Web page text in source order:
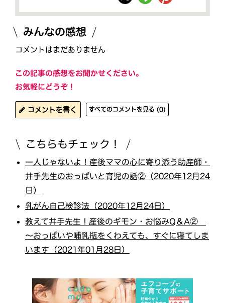
みんなの感想
コメントはまだありません
この記事の感想をお聞かせください。
お気軽にどうぞ！
コメントを書く すべてのコメントを見る (0)
こちらもチェック！
一人じゃないよ！産後ママの心に寄り添う助産師・
井手先生のおっぱいと育児の話②（2020年12月24
日）
乳がん自己検診法（2020年12月24日）
教えて井手先生！産後のギモン・お悩みQ＆A②
～おっぱいや哺乳瓶をくわえても、すぐに寝てしま
います（2021年01月28日）